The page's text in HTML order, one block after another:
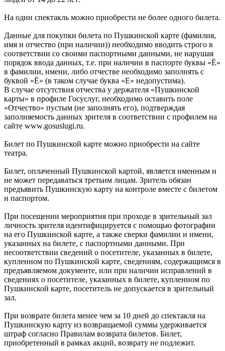
На один спектакль можно приобрести не более одного билета.
Данные для покупки билета по Пушкинской карте (фамилия,
имя и отчество (при наличии)) необходимо вводить строго в
соответствии со своими паспортными данными, не нарушая
порядок ввода данных, т.е. при наличии в паспорте буквы «Ё»
в фамилии, имени, либо отчестве необходимо заполнять с
буквой «Ё» (в таком случае буква «Е» недопустима).
В случае отсутствия отчества у держателя «Пушкинской
карты» в профиле Госуслуг, необходимо оставить поле
«Отчество» пустым (не заполнять его), подтверждая
заполняемость данных зрителя в соответствии с профилем на
сайте www.gosuslugi.ru.
Билет по Пушкинской карте можно приобрести на сайте
театра.
Билет, оплаченный Пушкинской картой, является именным и
не может передаваться третьим лицам. Зритель обязан
предъявить Пушкинскую карту на контроле вместе с билетом
и паспортом.
При посещении мероприятия при проходе в зрительный зал
личность зрителя идентифицируется с помощью фотографии
на его Пушкинской карте, а также сверки фамилии и имени,
указанных на билете, с паспортными данными. При
несоответствии сведений о посетителе, указанных в билете,
купленном по Пушкинской карте, сведениям, содержащимся в
предъявляемом документе, или при наличии исправлений в
сведениях о посетителе, указанных в билете, купленном по
Пушкинской карте, посетитель не допускается в зрительный
зал.
При возврате билета менее чем за 10 дней до спектакля на
Пушкинскую карту из возвращаемой суммы удерживается
штраф согласно Правилам возврата билетов. Билет,
приобретенный в рамках акций, возврату не подлежит.